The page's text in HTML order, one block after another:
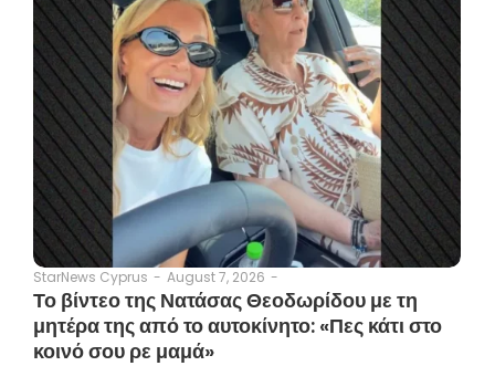
StarNews Cyprus - August 7, 2026 -
Το βίντεο της Νατάσας Θεοδωρίδου με τη
μητέρα της από το αυτοκίνητο: «Πες κάτι στο
κοινό σου ρε μαμά»